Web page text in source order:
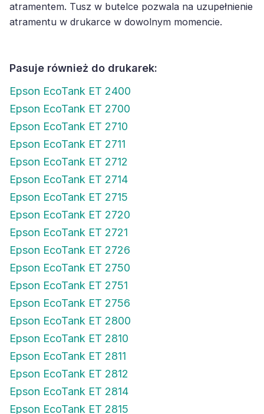
atramentem. Tusz w butelce pozwala na uzupełnienie
atramentu w drukarce w dowolnym momencie.
Pasuje również do drukarek:
Epson EcoTank ET 2400
Epson EcoTank ET 2700
Epson EcoTank ET 2710
Epson EcoTank ET 2711
Epson EcoTank ET 2712
Epson EcoTank ET 2714
Epson EcoTank ET 2715
Epson EcoTank ET 2720
Epson EcoTank ET 2721
Epson EcoTank ET 2726
Epson EcoTank ET 2750
Epson EcoTank ET 2751
Epson EcoTank ET 2756
Epson EcoTank ET 2800
Epson EcoTank ET 2810
Epson EcoTank ET 2811
Epson EcoTank ET 2812
Epson EcoTank ET 2814
Epson EcoTank ET 2815